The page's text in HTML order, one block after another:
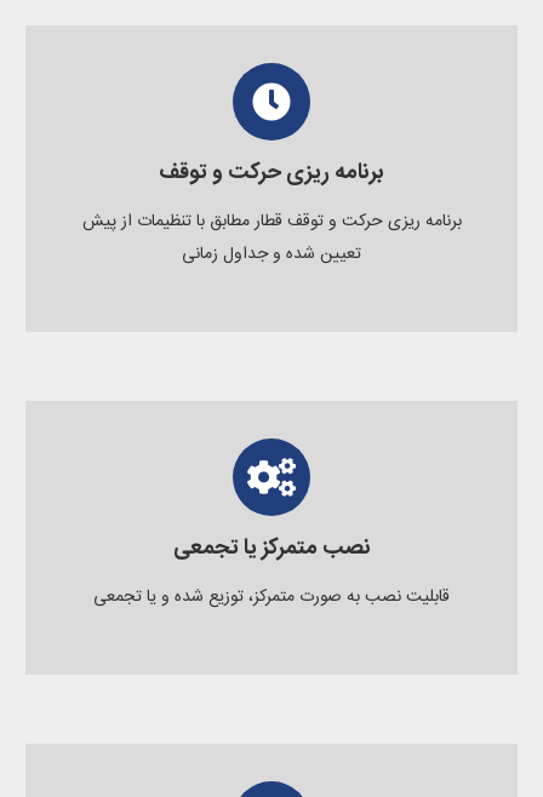
برنامه ریزی حرکت و توقف
برنامه ریزی حرکت و توقف قطار مطابق با تنظیمات از پیش
تعیین شده و جداول زمانی
نصب متمرکز یا تجمعی
قابلیت نصب به صورت متمرکز، توزیع شده و یا تجمعی